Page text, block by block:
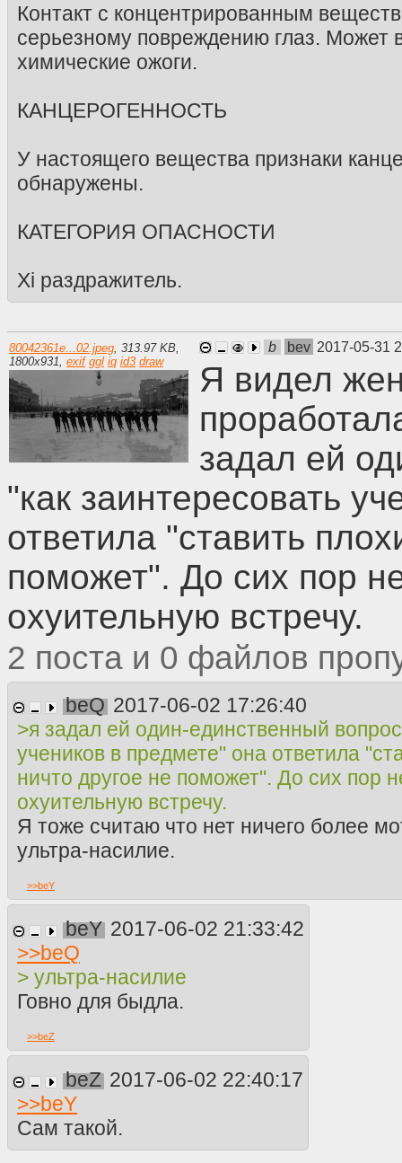
Контакт с концентрированным
серьезному повреждению глаз. Может
химические ожоги.
КАНЦЕРОГЕННОСТЬ
У настоящего вещества признаки
обнаружены.
КАТЕГОРИЯ ОПАСНОСТИ
Xi раздражитель.
80042361e...02.jpeg 313.97 KB
1800x931 exif ggl iq id3 draw
b bev 2017-05-31
Я видел
задал ей
"как заинтересовать
ответила "ставить
поможет". До сих пор
охуительную встречу.
2 0
beQ 2017-06-02 17:26:40
>я задал ей один-единственный
учеников в предмете" она ответила
ничто другое не поможет". До сих пор
охуительную встречу.
Я тоже считаю что нет ничего более
ультра-насилие.
>>beY
beY 2017-06-02 21:33:42
>>beQ
> ультра-насилие
Говно для быдла.
>>beZ
beZ 2017-06-02 22:40:17
>>beY
Сам такой.